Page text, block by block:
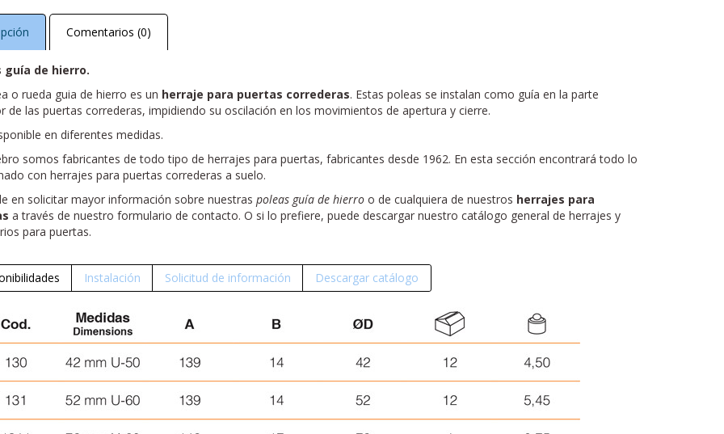
Comentarios (0)
guía de hierro.
o rueda guia de hierro es un herraje para puertas correderas. Estas poleas se instalan como guía en la parte
de las puertas correderas, impidiendo su oscilación en los movimientos de apertura y cierre.
en diferentes medidas.
somos fabricantes de todo tipo de herrajes para puertas, fabricantes desde 1962. En esta sección encontrará todo lo
con herrajes para puertas correderas a suelo.
en solicitar mayor información sobre nuestras poleas guía de hierro o de cualquiera de nuestros herrajes para
a través de nuestro formulario de contacto. O si lo prefiere, puede descargar nuestro catálogo general de herrajes y
para puertas.
Instalación Solicitud de información Descargar catálogo